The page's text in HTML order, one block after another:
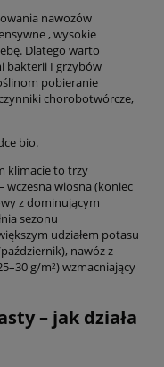
nawozów
, wysokie
Dlatego warto
bakterii I grzybów
pobieranie
chorobotwórcze,
bio.
klimacie to trzy
wiosna (koniec
z dominującym
sezonu
udziałem potasu
nawóz z
g/m²) wzmacniający
– jak działa